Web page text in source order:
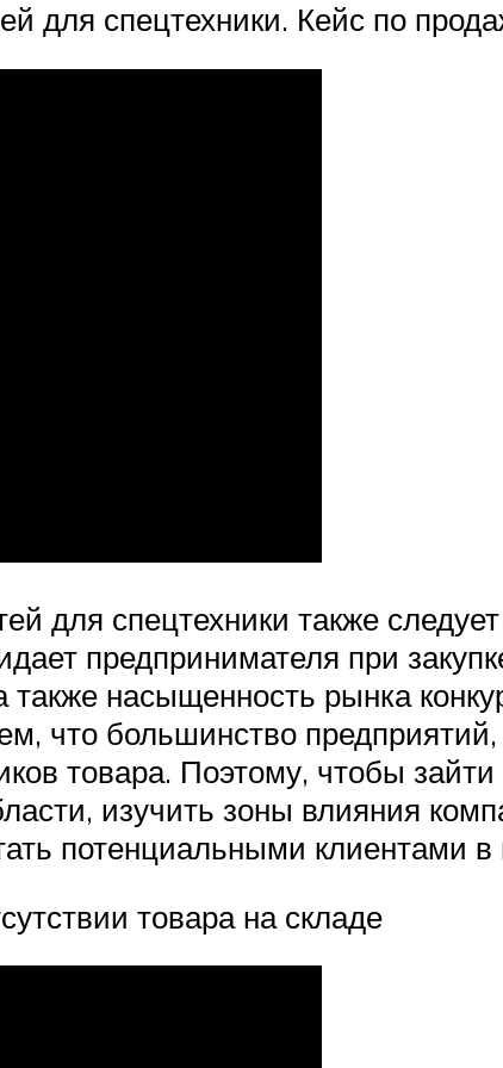
для спецтехники. Кейс по
для спецтехники также
предпринимателя при
также насыщенность рынка
что большинство
товара. Поэтому, чтобы
изучить зоны влияния
потенциальными клиентами
товара на складе